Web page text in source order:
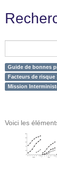
Guide de bonnes
Facteurs de risque
Mission
Voici les